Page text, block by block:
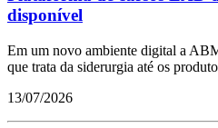
disponível
Em um novo ambiente digital a
que trata da siderurgia até os
13/07/2026